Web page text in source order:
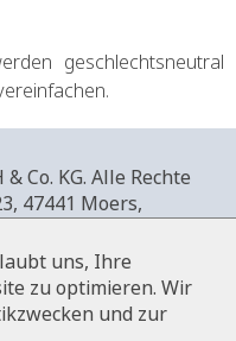
geschlechtsneutral
Co. KG. Alle Rechte
47441 Moers,
uns, Ihre
zu optimieren. Wir
und zur